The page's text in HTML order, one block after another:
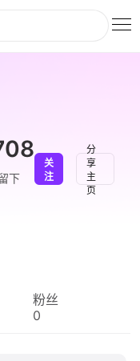
下
关
注
分
享
主
页
粉丝
0